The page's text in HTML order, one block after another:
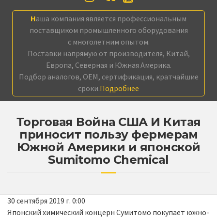
Наша компания является профессиональным
поставщиком промышленного оборудования
с многолетним опытом.
Поставки напрямую от производителя, Китай,
Европа, Северная и Южная Америка.
Подбор аналогов, OEM, сертификация, кратчайшие
сроки.Подробнее
Торговая Война США И Китая
приносит пользу фермерам
Южной Америки и японской
Sumitomo Chemical
30 сентября 2019 г. 0:00
Японский химический концерн Сумитомо покупает южно-